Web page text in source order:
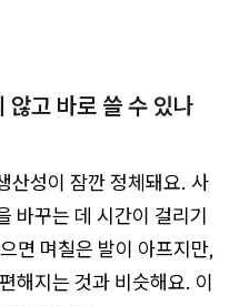
않고 바로 쓸 수 있나
산성이 잠깐 정체돼요. 사
바꾸는 데 시간이 걸리기
면 며칠은 발이 아프지만,
해지는 것과 비슷해요. 이